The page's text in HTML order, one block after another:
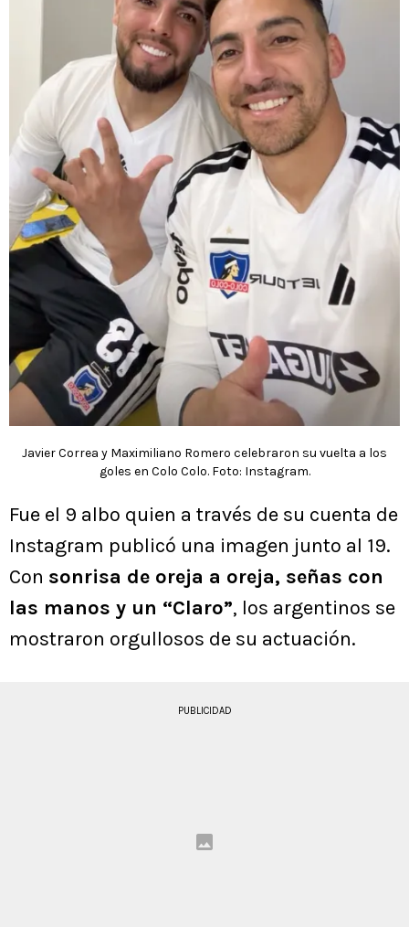
Javier Correa y Maximiliano Romero celebraron su vuelta a los
goles en Colo Colo. Foto: Instagram.
Fue el 9 albo quien a través de su cuenta de
Instagram publicó una imagen junto al 19.
Con sonrisa de oreja a oreja, señas con
las manos y un “Claro”, los argentinos se
mostraron orgullosos de su actuación.
PUBLICIDAD